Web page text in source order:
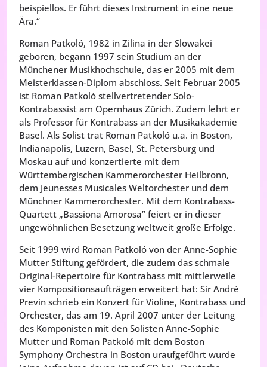
beispiellos. Er führt dieses Instrument in eine neue
Ära.“
Roman Patkoló, 1982 in Zilina in der Slowakei
geboren, begann 1997 sein Studium an der
Münchener Musikhochschule, das er 2005 mit dem
Meisterklassen-Diplom abschloss. Seit Februar 2005
ist Roman Patkoló stellvertretender Solo-
Kontrabassist am Opernhaus Zürich. Zudem lehrt er
als Professor für Kontrabass an der Musikakademie
Basel. Als Solist trat Roman Patkoló u.a. in Boston,
Indianapolis, Luzern, Basel, St. Petersburg und
Moskau auf und konzertierte mit dem
Württembergischen Kammerorchester Heilbronn,
dem Jeunesses Musicales Weltorchester und dem
Münchner Kammerorchester. Mit dem Kontrabass-
Quartett „Bassiona Amorosa” feiert er in dieser
ungewöhnlichen Besetzung weltweit große Erfolge.
Seit 1999 wird Roman Patkoló von der Anne-Sophie
Mutter Stiftung gefördert, die zudem das schmale
Original-Repertoire für Kontrabass mit mittlerweile
vier Kompositionsaufträgen erweitert hat: Sir André
Previn schrieb ein Konzert für Violine, Kontrabass und
Orchester, das am 19. April 2007 unter der Leitung
des Komponisten mit den Solisten Anne-Sophie
Mutter und Roman Patkoló mit dem Boston
Symphony Orchestra in Boston uraufgeführt wurde